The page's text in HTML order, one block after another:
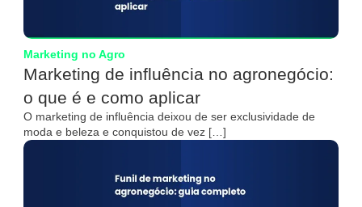
Marketing no Agro
Marketing de influência no agronegócio:
o que é e como aplicar
O marketing de influência deixou de ser exclusividade de
moda e beleza e conquistou de vez […]